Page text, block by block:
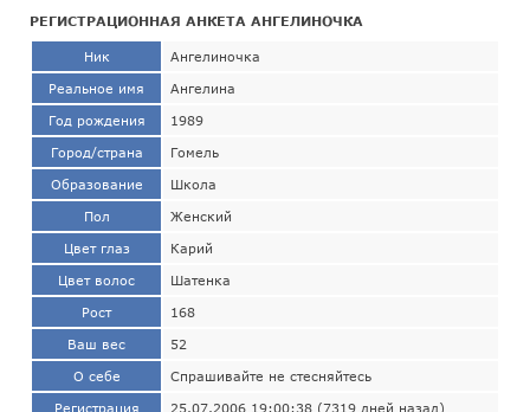
РЕГИСТРАЦИОННАЯ АНКЕТА АНГЕЛИНОЧКА
Ник Ангелиночка
Реальное имя Ангелина
Год рождения 1989
Город/страна Гомель
Образование Школа
Пол Женский
Цвет глаз Карий
Цвет волос Шатенка
Рост 168
Ваш вес 52
О себе Спрашивайте не стесняйтесь
Регистрация 25.07.2006 19:00:38 (7319 дней назад)